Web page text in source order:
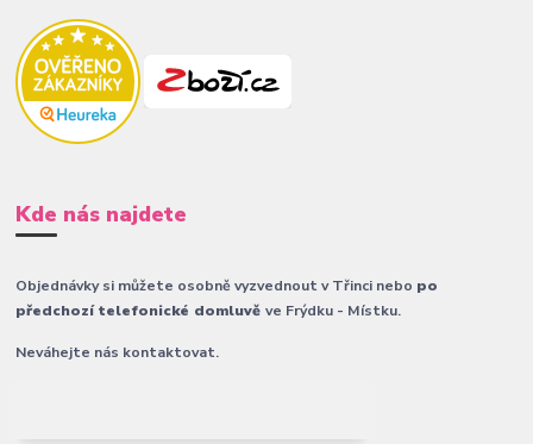
Kde nás najdete
Objednávky si můžete osobně vyzvednout v Třinci nebo po
předchozí telefonické domluvěve Frýdku - Místku.
Neváhejte nás kontaktovat.